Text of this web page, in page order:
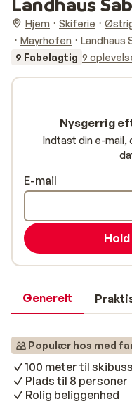
Hjem Skiferie
Mayrhofen
Landhaus
9 Fabelagtig 9
Generelt
Populær hos med
100 meter til
Plads til 8 personer
Rolig beliggenhed
Nysgerrig
Indtast din e-mail,
E-mail